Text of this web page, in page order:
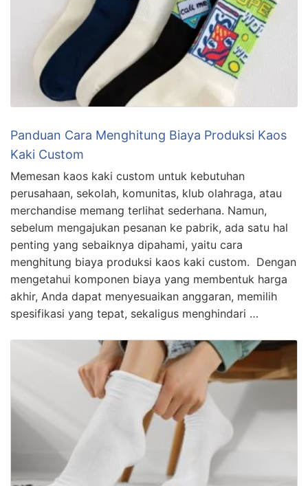
Panduan Cara Menghitung Biaya Produksi Kaos
Kaki Custom
Memesan kaos kaki custom untuk kebutuhan
perusahaan, sekolah, komunitas, klub olahraga, atau
merchandise memang terlihat sederhana. Namun,
sebelum mengajukan pesanan ke pabrik, ada satu hal
penting yang sebaiknya dipahami, yaitu cara
menghitung biaya produksi kaos kaki custom. Dengan
mengetahui komponen biaya yang membentuk harga
akhir, Anda dapat menyesuaikan anggaran, memilih
spesifikasi yang tepat, sekaligus menghindari …